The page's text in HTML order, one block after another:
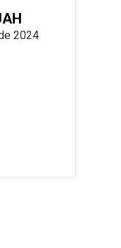
2024